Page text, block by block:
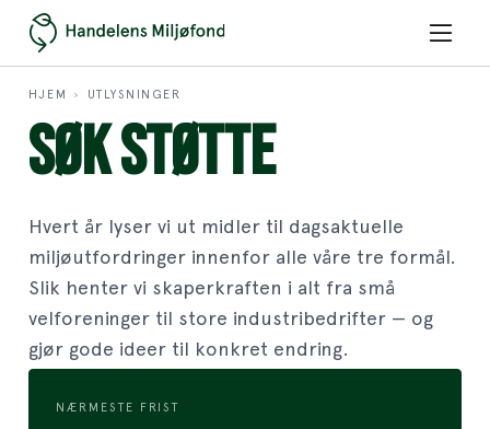
HJEM › UTLYSNINGER
SØK STØTTE
Hvert år lyser vi ut midler til dagsaktuelle
miljøutfordringer innenfor alle våre tre formål.
Slik henter vi skaperkraften i alt fra små
velforeninger til store industribedrifter — og
gjør gode ideer til konkret endring.
NÆRMESTE FRIST